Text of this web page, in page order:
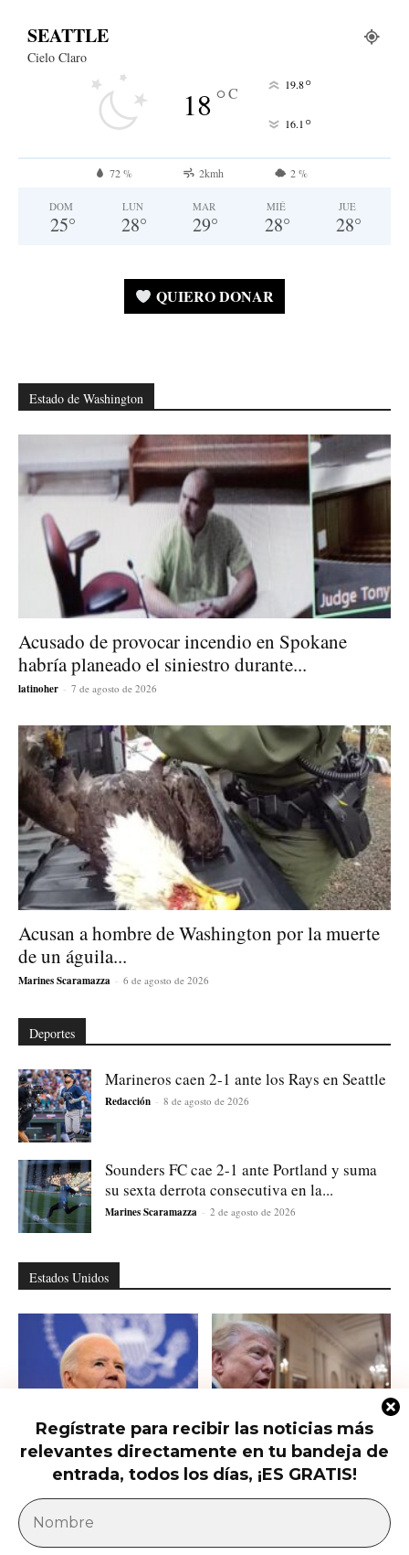
Regístrate para recibir las noticias más
relevantes directamente en tu bandeja de
entrada, todos los días, ¡ES GRATIS!
SEATTLE
Cielo Claro
18°C 19.8°
16.1 °
72 % 2kmh 2 %
DOM
25°
LUN
28°
MAR
29°
MIÉ
28°
JUE
28°
QUIERO DONAR
Estado de Washington
Acusado de provocar incendio en Spokane
habría planeado el siniestro durante...
latinoher - 7 de agosto de 2026
Acusan a hombre de Washington por la muerte
de un águila...
Marines Scaramazza - 6 de agosto de 2026
Deportes
Marineros caen 2-1 ante los Rays en Seattle
Redacción - 8 de agosto de 2026
Sounders FC cae 2-1 ante Portland y suma
su sexta derrota consecutiva en la...
Marines Scaramazza - 2 de agosto de 2026
Estados Unidos
Hunter Biden habla del cáncer de
su padre que avanzó hasta...
Qué saber del nuevo intento de
Trump de limitar la ciudadanía...
América Latina